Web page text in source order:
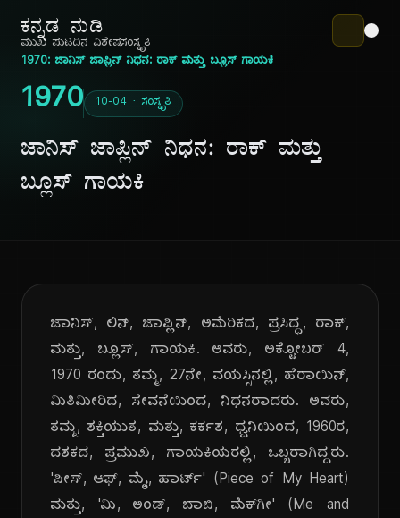
ಕನ್ನಡ ನುಡಿ
ಮುಖ ಪುಟದಿನ ವಿಶೇಷಸಂಸ್ಕೃತಿ
1970: ಜಾನಿಸ್ ಜಾಪ್ಲಿನ್ ನಿಧನ: ರಾಕ್ ಮತ್ತು ಬ್ಲೂಸ್ ಗಾಯಕಿ
1970 10-04 · ಸಂಸ್ಕೃತಿ
ಜಾನಿಸ್ ಜಾಪ್ಲಿನ್ ನಿಧನ: ರಾಕ್ ಮತ್ತು
ಬ್ಲೂಸ್ ಗಾಯಕಿ
ಜಾನಿಸ್, ಲಿನ್, ಜಾಪ್ಲಿನ್, ಅಮೆರಿಕದ, ಪ್ರಸಿದ್ಧ, ರಾಕ್,
ಮತ್ತು, ಬ್ಲೂಸ್, ಗಾಯಕಿ. ಅವರು, ಅಕ್ಟೋಬರ್ 4,
1970 ರಂದು, ತಮ್ಮ, 27ನೇ, ವಯಸ್ಸಿನಲ್ಲಿ, ಹೆರಾಯಿನ್,
ಮಿತಿಮೀರಿದ, ಸೇವನೆಯಿಂದ, ನಿಧನರಾದರು. ಅವರು,
ತಮ್ಮ, ಶಕ್ತಿಯುತ, ಮತ್ತು, ಕರ್ಕಶ, ಧ್ವನಿಯಿಂದ, 1960ರ,
ದಶಕದ, ಪ್ರಮುಖ, ಗಾಯಕಿಯರಲ್ಲಿ, ಒಬ್ಬರಾಗಿದ್ದರು.
'ಪೀಸ್, ಆಫ್, ಮೈ, ಹಾರ್ಟ್' (Piece of My Heart)
ಮತ್ತು, 'ಮಿ, ಅಂಡ್, ಬಾಬಿ, ಮೆಕ್‌ಗೀ' (Me and